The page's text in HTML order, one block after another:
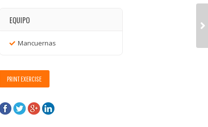
EQUIPO
Mancuernas
PRINT EXERCISE